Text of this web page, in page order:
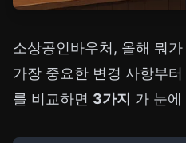
소상공인바우처, 올해 뭐
가장 중요한 변경 사항부
를 비교하면 3가지 가 눈에